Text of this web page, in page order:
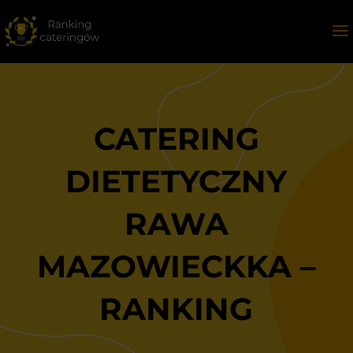
CATERING
DIETETYCZNY
RAWA
MAZOWIECKKA –
RANKING